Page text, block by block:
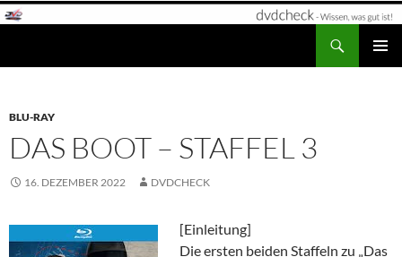
Zum
BLU-RAY
DAS BOOT – STAFFEL 3
16. DEZEMBER 2022 DVDCHECK
[Einleitung]
Die ersten beiden Staffeln zu „Das